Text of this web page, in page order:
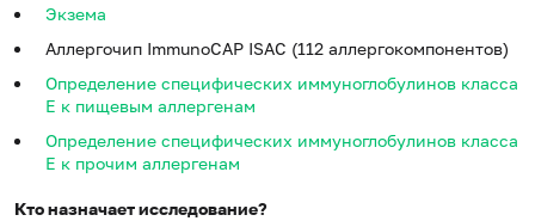
Экзема
Аллергочип ImmunoCAP ISAC (112 аллергокомпонентов)
Определение специфических иммуноглобулинов класса
E к пищевым аллергенам
Определение специфических иммуноглобулинов класса
E к прочим аллергенам
Кто назначает исследование?